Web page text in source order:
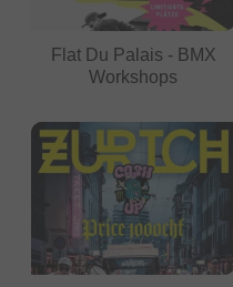
Flat Du Palais - BMX
Workshops